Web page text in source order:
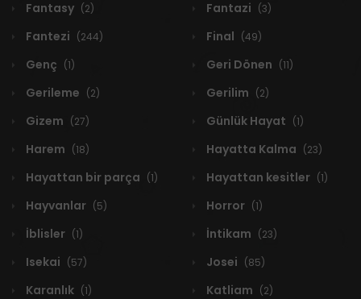
Fantasy (2) Fantazi (3)
Fantezi (244) Final (49)
Genç (1) Geri Dönen (11)
Gerileme (2) Gerilim (2)
Gizem (27) Günlük Hayat (1)
Harem (18) Hayatta Kalma (23)
Hayattan bir parça (1) Hayattan kesitler (1)
Hayvanlar (5) Horror (1)
İblisler (1) İntikam (23)
Isekai (57) Josei (85)
Karanlık (1) Katliam (2)